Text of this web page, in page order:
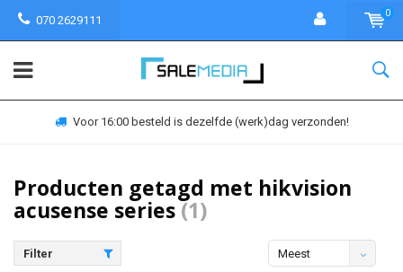
070 2629111
0
Voor 16:00 besteld is dezelfde (werk)dag verzonden!
Producten getagd met hikvision
acusense series(1)
Filter
Meest